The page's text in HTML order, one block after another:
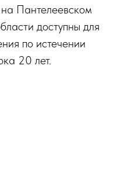
на Пантелеевском
доступны для
по истечении
20 лет.